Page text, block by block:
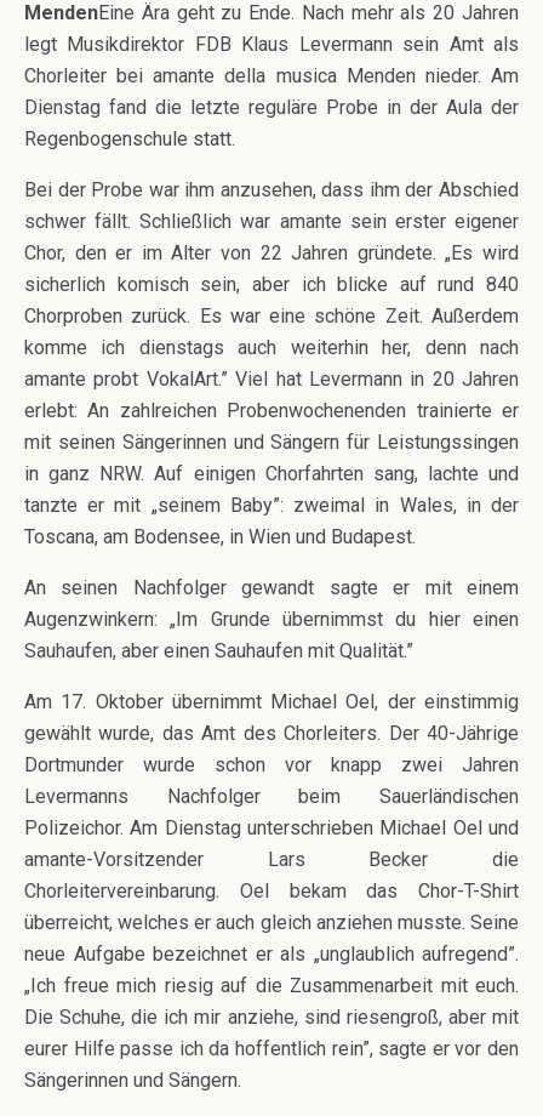
MendenEine Ära geht zu Ende. Nach mehr als 20 Jahren
legt Musikdirektor FDB Klaus Levermann sein Amt als
Chorleiter bei amante della musica Menden nieder. Am
Dienstag fand die letzte reguläre Probe in der Aula der
Regenbogenschule statt.
Bei der Probe war ihm anzusehen, dass ihm der Abschied
schwer fällt. Schließlich war amante sein erster eigener
Chor, den er im Alter von 22 Jahren gründete. „Es wird
sicherlich komisch sein, aber ich blicke auf rund 840
Chorproben zurück. Es war eine schöne Zeit. Außerdem
komme ich dienstags auch weiterhin her, denn nach
amante probt VokalArt.” Viel hat Levermann in 20 Jahren
erlebt: An zahlreichen Probenwochenenden trainierte er
mit seinen Sängerinnen und Sängern für Leistungssingen
in ganz NRW. Auf einigen Chorfahrten sang, lachte und
tanzte er mit „seinem Baby”: zweimal in Wales, in der
Toscana, am Bodensee, in Wien und Budapest.
An seinen Nachfolger gewandt sagte er mit einem
Augenzwinkern: „Im Grunde übernimmst du hier einen
Sauhaufen, aber einen Sauhaufen mit Qualität.”
Am 17. Oktober übernimmt Michael Oel, der einstimmig
gewählt wurde, das Amt des Chorleiters. Der 40-Jährige
Dortmunder wurde schon vor knapp zwei Jahren
Levermanns Nachfolger beim Sauerländischen
Polizeichor. Am Dienstag unterschrieben Michael Oel und
amante-Vorsitzender Lars Becker die
Chorleitervereinbarung. Oel bekam das Chor-T-Shirt
überreicht, welches er auch gleich anziehen musste. Seine
neue Aufgabe bezeichnet er als „unglaublich aufregend”.
„Ich freue mich riesig auf die Zusammenarbeit mit euch.
Die Schuhe, die ich mir anziehe, sind riesengroß, aber mit
eurer Hilfe passe ich da hoffentlich rein”, sagte er vor den
Sängerinnen und Sängern.